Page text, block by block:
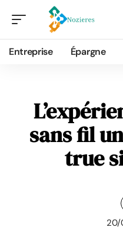
Entreprise Épargne
sans fil
true